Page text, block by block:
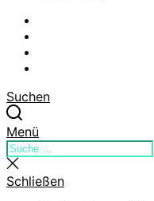
Suchen
Menü
Suchen
nach:
Suche
schließen
Schließen